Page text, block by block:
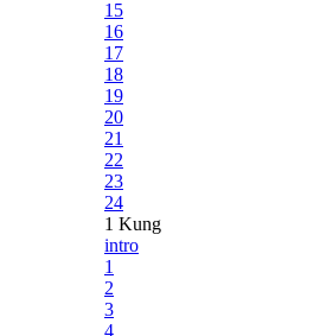
15
16
17
18
19
20
21
22
23
24
1 Kung
intro
1
2
3
4